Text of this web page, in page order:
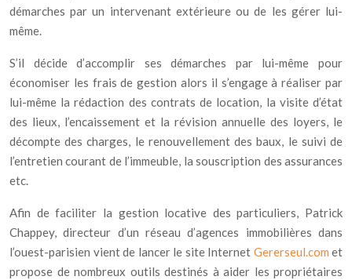
démarches par un intervenant extérieure ou de les gérer lui-
même.
S’il décide d’accomplir ses démarches par lui-même pour
économiser les frais de gestion alors il s’engage à réaliser par
lui-même la rédaction des contrats de location, la visite d’état
des lieux, l’encaissement et la révision annuelle des loyers, le
décompte des charges, le renouvellement des baux, le suivi de
l’entretien courant de l’immeuble, la souscription des assurances
etc.
Afin de faciliter la gestion locative des particuliers, Patrick
Chappey, directeur d’un réseau d’agences immobilières dans
l’ouest-parisien vient de lancer le site Internet Gererseul.com et
propose de nombreux outils destinés à aider les propriétaires